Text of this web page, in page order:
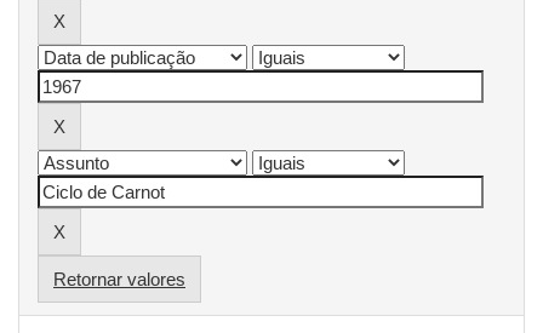
Retornar valores